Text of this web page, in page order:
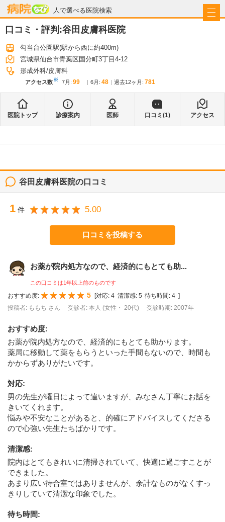
人で選べる医院検索
病院なび
口コミ・評判:谷田皮膚科医院
勾当台公園駅(駅から西に約400m)
宮城県仙台市青葉区国分町3丁目4-12
形成外科 皮膚科
アクセス数※ 7月 : 99 6月 : 48 過去12ヶ月: 781
医院トップ 診療案内 医師 口コミ(1) アクセス
谷田皮膚科医院の口コミ
1 件 5.00
口コミを投稿する
お薬が院内処方なので、経済的にもとても助...
この口コミは1年以上前のものです
おすすめ度: 5 [対応: 4 清潔感: 5 待ち時間: 4 ]
投稿者: ももち さん
受診者: 本人 (女性・ 20代) 受診時期: 2007年
おすすめ度:
お薬が院内処方なので、経済的にもとても助かります。
薬局に移動して薬をもらうといった手間もないので、時間も
かからずありがたいです。
対応:
男の先生が曜日によって違いますが、みなさん丁寧にお話を
きいてくれます。
悩みや不安なことがあると、的確にアドバイスしてくださる
ので心強い先生たちばかりです。
清潔感:
院内はとてもきれいに清掃されていて、快適に過ごすことが
できました。
あまり広い待合室ではありませんが、余計なものがなくすっ
きりしていて清潔な印象でした。
待ち時間: